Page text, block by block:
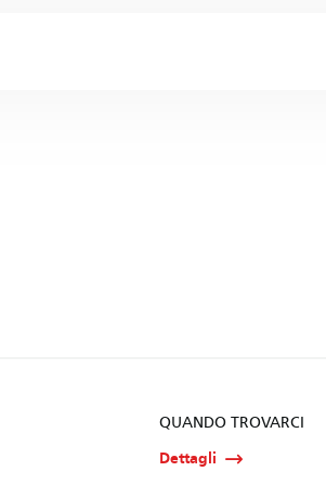
QUANDO TROVARCI
Dettagli